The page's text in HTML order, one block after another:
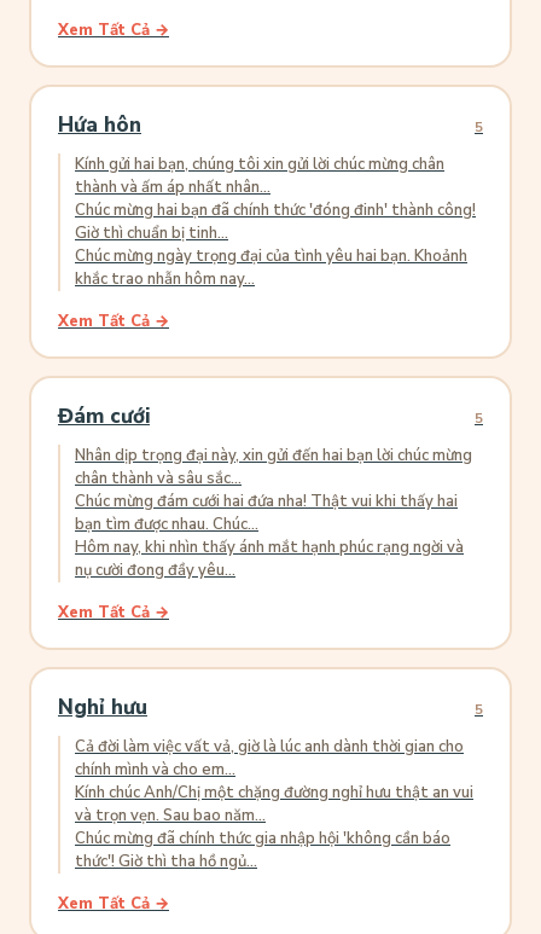
Xem Tất Cả →
Hứa hôn 5
Kính gửi hai bạn, chúng tôi xin gửi lời chúc mừng chân
thành và ấm áp nhất nhân...
Chúc mừng hai bạn đã chính thức 'đóng đinh' thành công!
Giờ thì chuẩn bị tinh...
Chúc mừng ngày trọng đại của tình yêu hai bạn. Khoảnh
khắc trao nhẫn hôm nay...
Xem Tất Cả →
Đám cưới 5
Nhân dịp trọng đại này, xin gửi đến hai bạn lời chúc mừng
chân thành và sâu sắc...
Chúc mừng đám cưới hai đứa nha! Thật vui khi thấy hai
bạn tìm được nhau. Chúc...
Hôm nay, khi nhìn thấy ánh mắt hạnh phúc rạng ngời và
nụ cười đong đầy yêu...
Xem Tất Cả →
Nghỉ hưu 5
Cả đời làm việc vất vả, giờ là lúc anh dành thời gian cho
chính mình và cho em...
Kính chúc Anh/Chị một chặng đường nghỉ hưu thật an vui
và trọn vẹn. Sau bao năm...
Chúc mừng đã chính thức gia nhập hội 'không cần báo
thức'! Giờ thì tha hồ ngủ...
Xem Tất Cả →